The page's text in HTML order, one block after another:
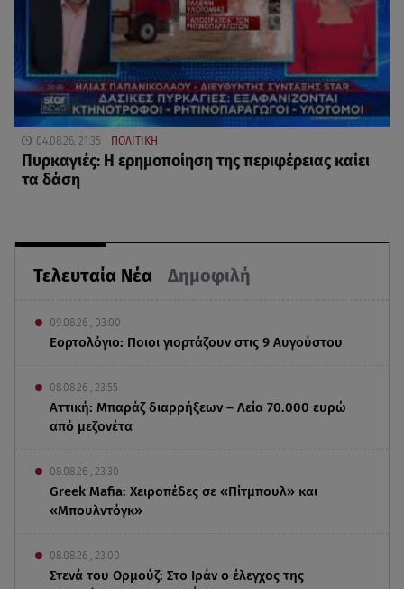
Τελευταία Νέα Δημοφιλή
09.08.26 , 03:00
Εορτολόγιο: Ποιοι γιορτάζουν στις 9 Αυγούστου
08.08.26 , 23:55
Αττική: Μπαράζ διαρρήξεων – Λεία 70.000 ευρώ
από μεζονέτα
08.08.26 , 23:30
Greek Mafia: Χειροπέδες σε «Πίτμπουλ» και
«Μπουλντόγκ»
08.08.26 , 23:00
Στενά του Ορμούζ: Στο Ιράν ο έλεγχος της
04.08.26, 21:35 ΠΟΛΙΤΙΚΗ
Πυρκαγιές: Η ερημοποίηση της περιφέρειας καίει
τα δάση